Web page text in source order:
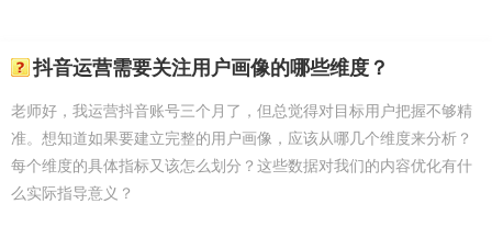
抖音运营需要关注用户画像的哪些维度？
老师好，我运营抖音账号三个月了，但总觉得对目标用户把握不够精
准。想知道如果要建立完整的用户画像，应该从哪几个维度来分析？
每个维度的具体指标又该怎么划分？这些数据对我们的内容优化有什
么实际指导意义？